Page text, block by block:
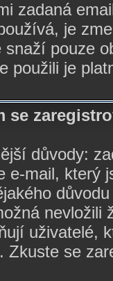
zadaná
je
pouze
použili je
se
důvody:
e-mail, který
nevložili
uživatelé,
Zkuste se